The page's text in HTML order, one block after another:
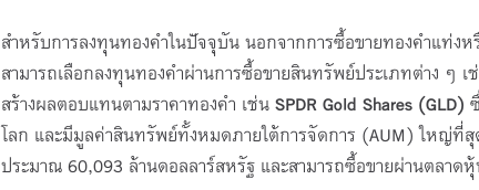
สำหรับการลงทุนทองคำในปัจจุบัน นอกจากการซื้อขายทองคำแท่ง
สามารถเลือกลงทุนทองคำผ่านการซื้อขายสินทรัพย์ประเภทต่าง ๆ
สร้างผลตอบแทนตามราคาทองคำ เช่นSPDR Gold Shares (GLD)
โลก และมีมูลค่าสินทรัพย์ทั้งหมดภายใต้การจัดการ (AUM) ใหญ่ที่
ประมาณ 60,093 ล้านดอลลาร์สหรัฐ และสามารถซื้อขายผ่านตลาด